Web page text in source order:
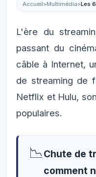
Accueil>Multimédia>
L'ère du
passant du
câble à Internet,
de streaming de
Netflix et Hulu,
populaires.
📉Chute de
comment